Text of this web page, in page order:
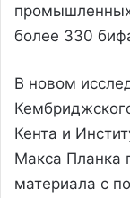
более 330
В новом
Кента и
Макса Планка
материала с